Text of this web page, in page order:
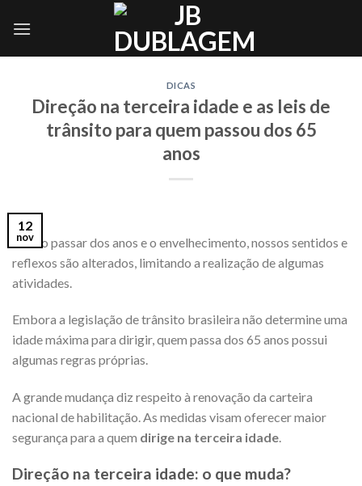
DICAS
Direção na terceira idade e as leis de
trânsito para quem passou dos 65
anos
12
nov
Com o passar dos anos e o envelhecimento, nossos sentidos e
reflexos são alterados, limitando a realização de algumas
atividades.
Embora a legislação de trânsito brasileira não determine uma
idade máxima para dirigir, quem passa dos 65 anos possui
algumas regras próprias.
A grande mudança diz respeito à renovação da carteira
nacional de habilitação. As medidas visam oferecer maior
segurança para a quem dirige na terceira idade.
Direção na terceira idade: o que muda?